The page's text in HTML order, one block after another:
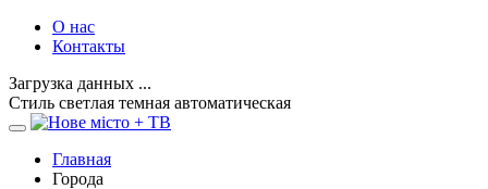
О нас
Контакты
Загрузка данных ...
Стиль светлая темная автоматическая
Главная
Города